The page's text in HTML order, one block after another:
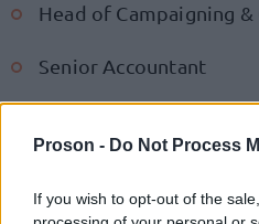
Proson - Do Not Process
If you wish to opt-out of the
Head of Campaigning
Senior Accountant
παραπάνω θέσεις,